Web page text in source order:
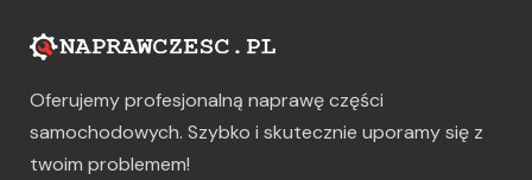
Oferujemy profesjonalną naprawę części
samochodowych. Szybko i skutecznie uporamy się z
twoim problemem!